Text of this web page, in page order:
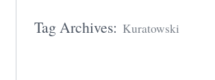
Tag Archives: Kuratowski